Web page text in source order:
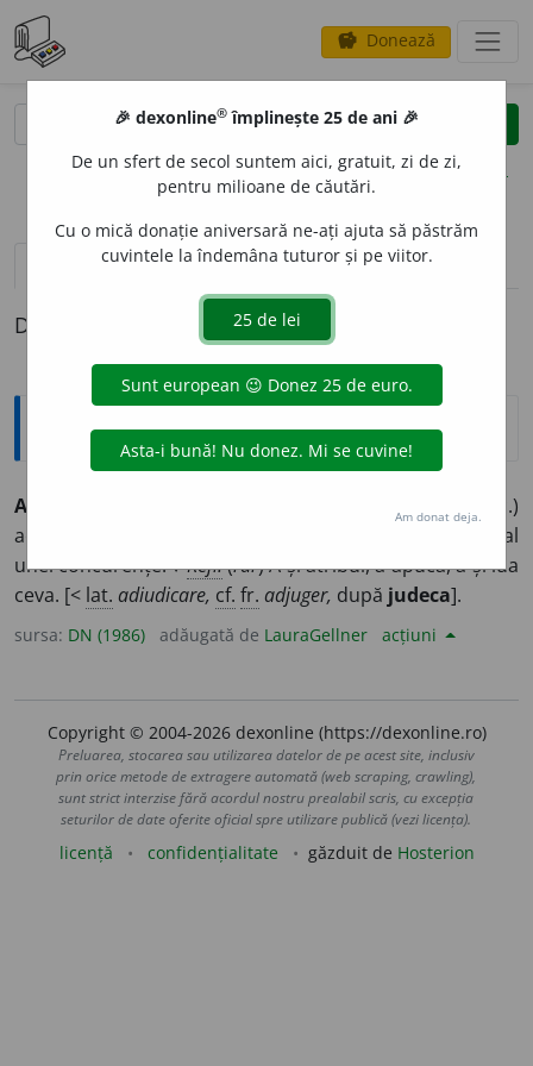
savings Donează
clear
opțiuni
definiții (1) pronunțievolume_up (1)
Definiția cu ID-ul 360785:
Explicative DEX
ADJUDEC
A da, a atribui (un bun, o lucrare etc.)
aceluia care oferă mai mult în cadrul unei licitații sau al
unei concurențe. ♦Refl.(rar) A-și atribui, a apuca, a-și lua
ceva. [< lat. adiudicare, cf. fr. adjuger, după judeca].
sursa: DN (1986) adăugată de LauraGellner acțiuni
Copyright © 2004-2026 dexonline (https://dexonline.ro)
Preluarea, stocarea sau utilizarea datelor de pe acest site, inclusiv
prin orice metode de extragere automată (web scraping, crawling),
sunt strict interzise fără acordul nostru prealabil scris, cu excepția
seturilor de date oferite oficial spre utilizare publică (vezi licența).
licență confidențialitate găzduit de Hosterion
🎉 dexonline® împlinește 25 de ani 🎉
De un sfert de secol suntem aici, gratuit, zi de zi,
pentru milioane de căutări.
Cu o mică donație aniversară ne-ați ajuta să păstrăm
cuvintele la îndemâna tuturor și pe viitor.
Am donat deja.